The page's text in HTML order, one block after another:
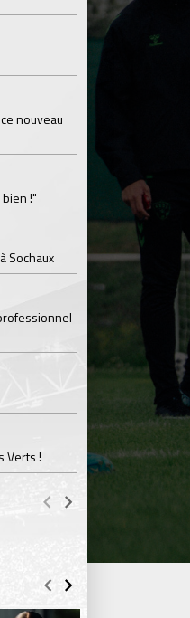
nouveau
!"
Sochaux
Verts !
Le programme de
Lundi 03 Août
Parcage complet
Dimanche 02 Août
Le point sur
Samedi 01 Août
Ian Cathro : "La
Une victoire
Samedi 01 Août
ASSE - Venise en
Samedi 01 Août
20 600 abonnés :